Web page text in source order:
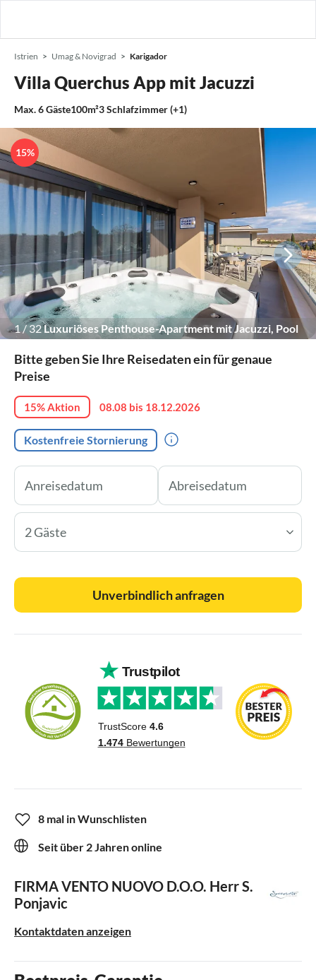
Istrien Umag & Novigrad Karigador
Villa Querchus App mit Jacuzzi
Max.6Gäste100m²3Schlafzimmer (+1)
1 /32Luxuriöses Penthouse-Apartment mit Jacuzzi, Pool
15%
Bitte geben Sie Ihre Reisedaten ein für genaue
Preise
15% Aktion 08.08 bis 18.12.2026
Kostenfreie Stornierung
2 Gäste
Unverbindlich anfragen
8 mal in Wunschlisten
Seit über 2 Jahren online
FIRMA VENTO NUOVO D.O.O. Herr S.
Ponjavic
Kontaktdaten anzeigen